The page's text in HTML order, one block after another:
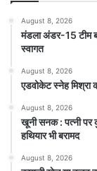
August 8, 2026
मंडला अंडर-15 टीम
स्वागत
August 8, 2026
एडवोकेट स्नेह मिश्रा
August 8, 2026
खूनी सनक : पत्नी पर
हथियार भी बरामद
August 8, 2026